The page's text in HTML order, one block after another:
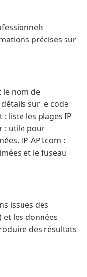
précises sur
le nom de
sur le code
: liste les plages IP
: utile pour
IP-API.com :
et le fuseau
issues des
et les données
des résultats